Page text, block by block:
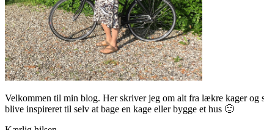
Velkommen til min blog. Her skriver jeg om alt fra lækre kager og
blive inspireret til selv at bage en kage eller bygge et hus 🙂